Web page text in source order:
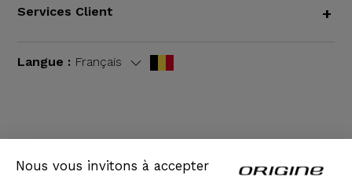
Nous vous invitons à accepter
Services Client +
Langue : Français